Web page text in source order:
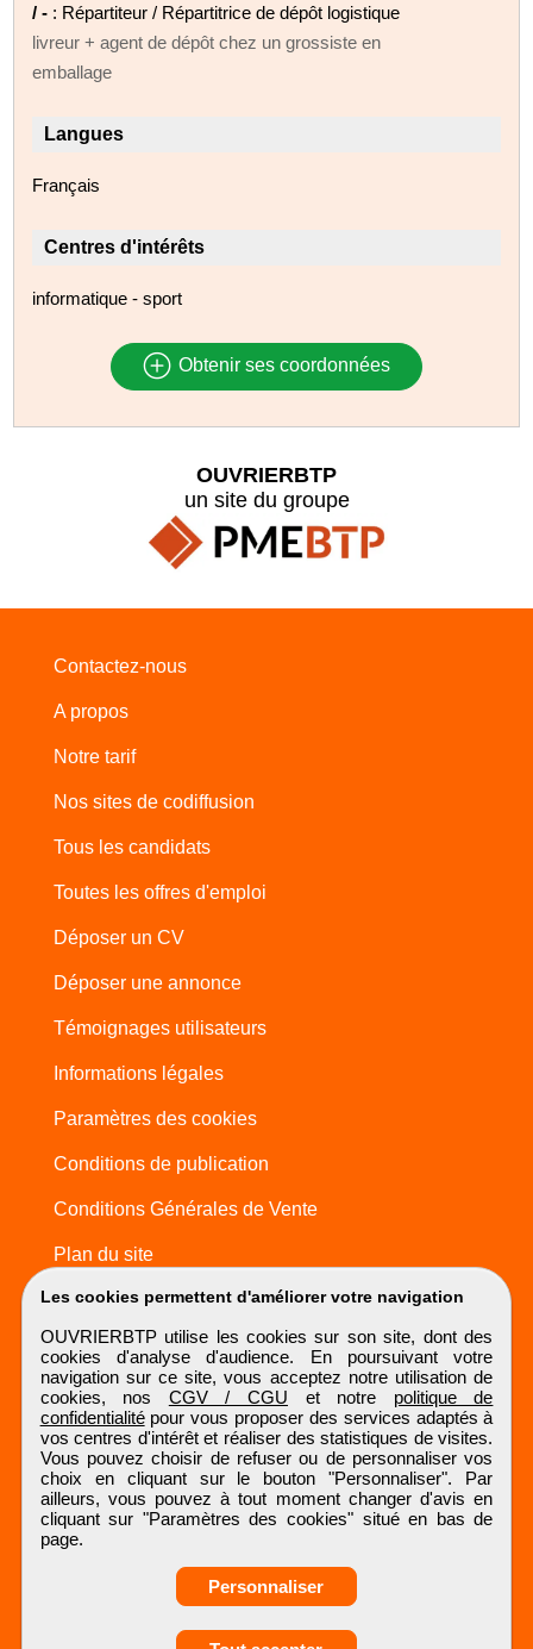
/ - : Répartiteur / Répartitrice de dépôt logistique
livreur + agent de dépôt chez un grossiste en
emballage
Langues
Français
Centres d'intérêts
informatique - sport
Obtenir ses coordonnées
Les cookies permettent d'améliorer votre navigation
OUVRIERBTP utilise les cookies sur son site, dont des
cookies d'analyse d'audience. En poursuivant votre
navigation sur ce site, vous acceptez notre utilisation de
cookies, nos CGV / CGU et notre politique de
confidentialitépour vous proposer des services adaptés à
vos centres d'intérêt et réaliser des statistiques de visites.
Vous pouvez choisir de refuser ou de personnaliser vos
choix en cliquant sur le bouton "Personnaliser". Par
ailleurs, vous pouvez à tout moment changer d'avis en
cliquant sur "Paramètres des cookies" situé en bas de
page.
Personnaliser
OUVRIERBTP
un site du groupe
Contactez-nous
A propos
Notre tarif
Nos sites de codiffusion
Tous les candidats
Toutes les offres d'emploi
Déposer un CV
Déposer une annonce
Témoignages utilisateurs
Informations légales
Paramètres des cookies
Conditions de publication
Conditions Générales de Vente
Plan du site